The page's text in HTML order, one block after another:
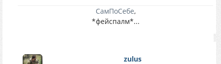
СамПоСебе,
*фейспалм*...
zulus